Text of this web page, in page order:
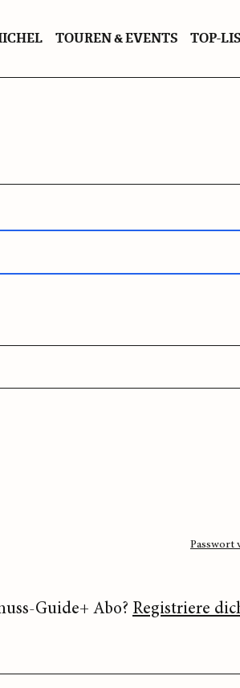
TOUREN & EVENTS TOP-
Passwort
Guide+ Abo? Registriere